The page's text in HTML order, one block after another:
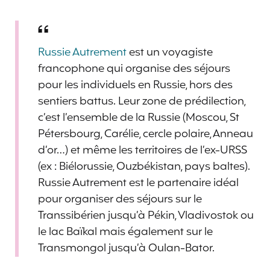
Russie Autrementest un voyagiste
francophone qui organise des séjours
pour les individuels en Russie, hors des
sentiers battus. Leur zone de prédilection,
c’est l’ensemble de la Russie (Moscou, St
Pétersbourg, Carélie, cercle polaire, Anneau
d’or…) et même les territoires de l’ex-URSS
(ex : Biélorussie, Ouzbékistan, pays baltes).
Russie Autrement est le partenaire idéal
pour organiser des séjours sur le
Transsibérien jusqu’à Pékin, Vladivostok ou
le lac Baïkal mais également sur le
Transmongol jusqu’à Oulan-Bator.